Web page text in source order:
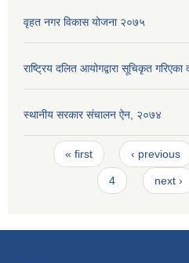
वृहत नगर विकास योजना २०७५
राष्ट्रिय दलित आयोगद्वारा सूचिकृत
स्थानीय सरकार संचालन ऐन, २०७४
Pages
« first ‹ previous
4 next ›